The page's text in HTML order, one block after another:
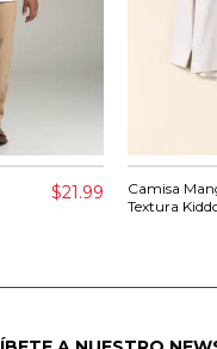
$21.99
Camisa
Textura